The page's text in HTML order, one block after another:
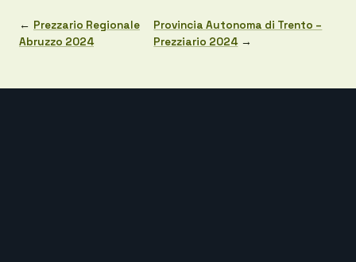
← Prezzario Regionale
Abruzzo 2024
Provincia Autonoma di Trento –
Prezziario 2024→